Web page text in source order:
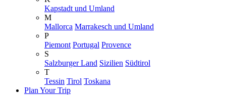
Kapstadt und Umland
M
Mallorca Marrakesch und Umland
P
Piemont Portugal Provence
S
Salzburger Land Sizilien Südtirol
T
Tessin Tirol Toskana
Plan Your Trip